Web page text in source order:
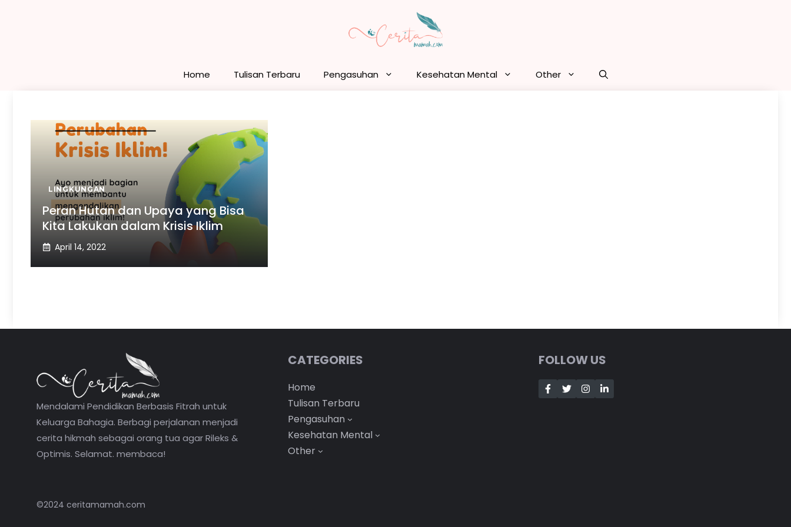
Home Tulisan Terbaru Pengasuhan Kesehatan Mental Other
LINGKUNGAN
Peran Hutan dan Upaya yang Bisa
Kita Lakukan dalam Krisis Iklim
April 14, 2022
Mendalami Pendidikan Berbasis Fitrah untuk
Keluarga Bahagia. Berbagi perjalanan menjadi
cerita hikmah sebagai orang tua agar Rileks &
Optimis. Selamat. membaca!
CATEGORIES
Home
Tulisan Terbaru
Pengasuhan
Kesehatan Mental
Other
FOLLOW US
©2024 ceritamamah.com